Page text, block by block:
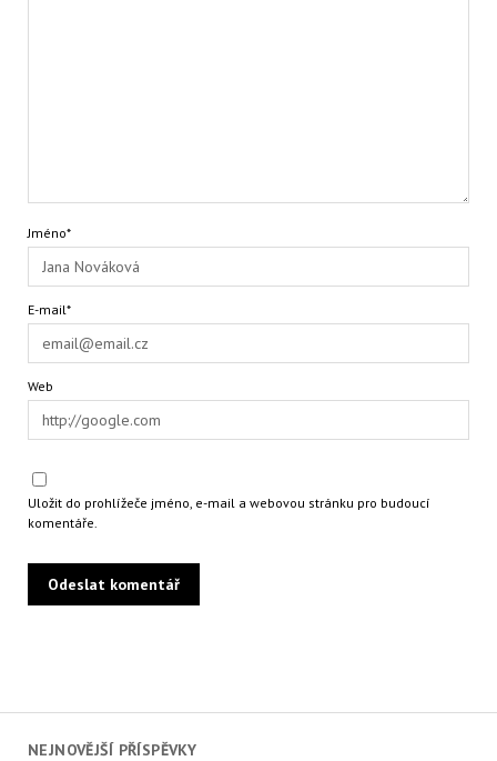
Jméno*
E-mail*
Web
Uložit do prohlížeče jméno, e-mail a webovou stránku pro budoucí
komentáře.
NEJNOVĚJŠÍ PŘÍSPĚVKY